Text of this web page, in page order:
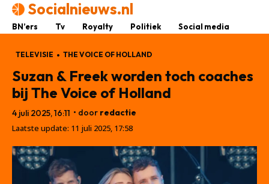
Socialnieuws.nl
BN’ers Tv Royalty Politiek Social media
TELEVISIE THE VOICE OF HOLLAND
Suzan & Freek worden toch coaches
bij The Voice of Holland
4 juli 2025, 16:11 • door redactie
Laatste update: 11 juli 2025, 17:58